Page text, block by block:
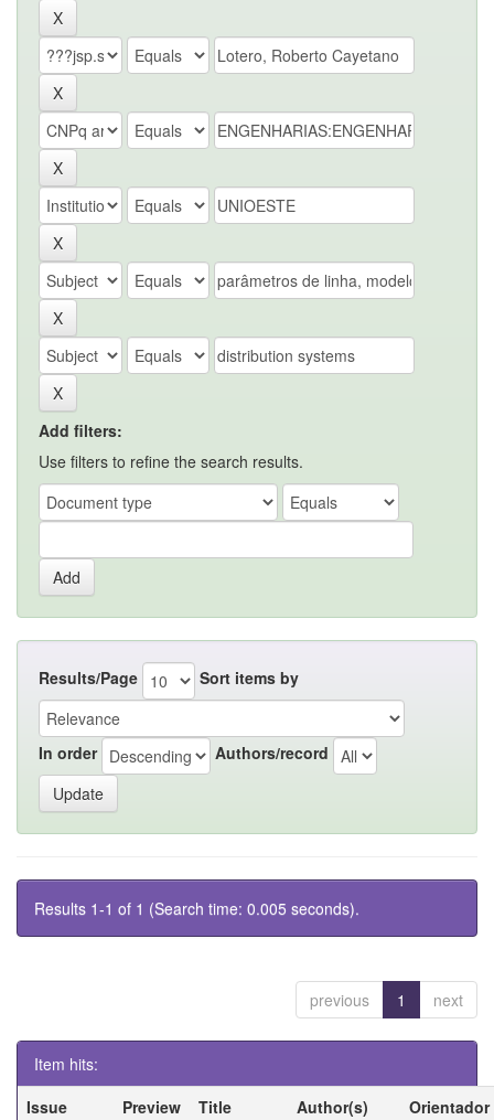
Add filters:
Use filters to refine the search results.
Results/Page Sort items by
In order Authors/record
Results 1-1 of 1 (Search time: 0.005 seconds).
previous 1 next
Item hits:
Issue
Preview Title Author(s) Orientador